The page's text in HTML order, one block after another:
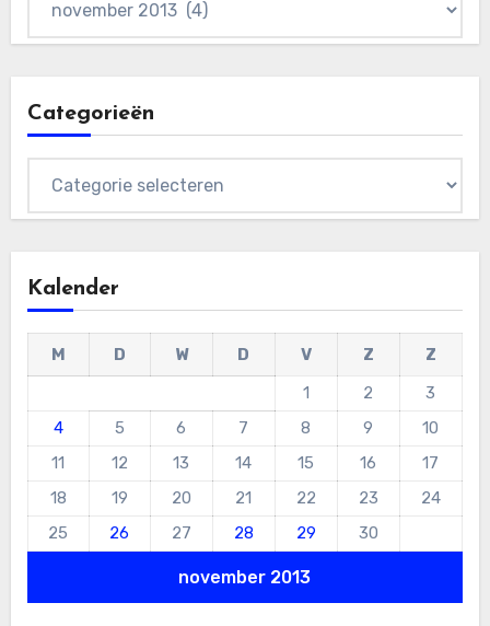
Categorieën
Kalender
november 2013
M D W D V Z
Z
1
2
3
4
5 6 7 8 9
10
11
12 13 14 15 16
17
18
19 20 21 22 23
24
25
26 27 28 29 30